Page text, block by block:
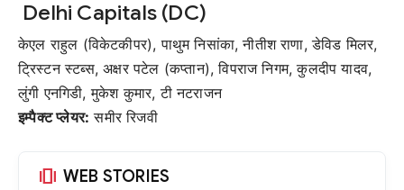
Delhi Capitals (DC)
केएल राहुल (विकेटकीपर), पाथुम निसांका, नीतीश राणा, डेविड मिलर,
ट्रिस्टन स्टब्स, अक्षर पटेल (कप्तान), विपराज निगम, कुलदीप यादव,
लुंगी एनगिडी, मुकेश कुमार, टी नटराजन
इम्पैक्ट प्लेयर: समीर रिजवी
amp_stories WEB STORIES